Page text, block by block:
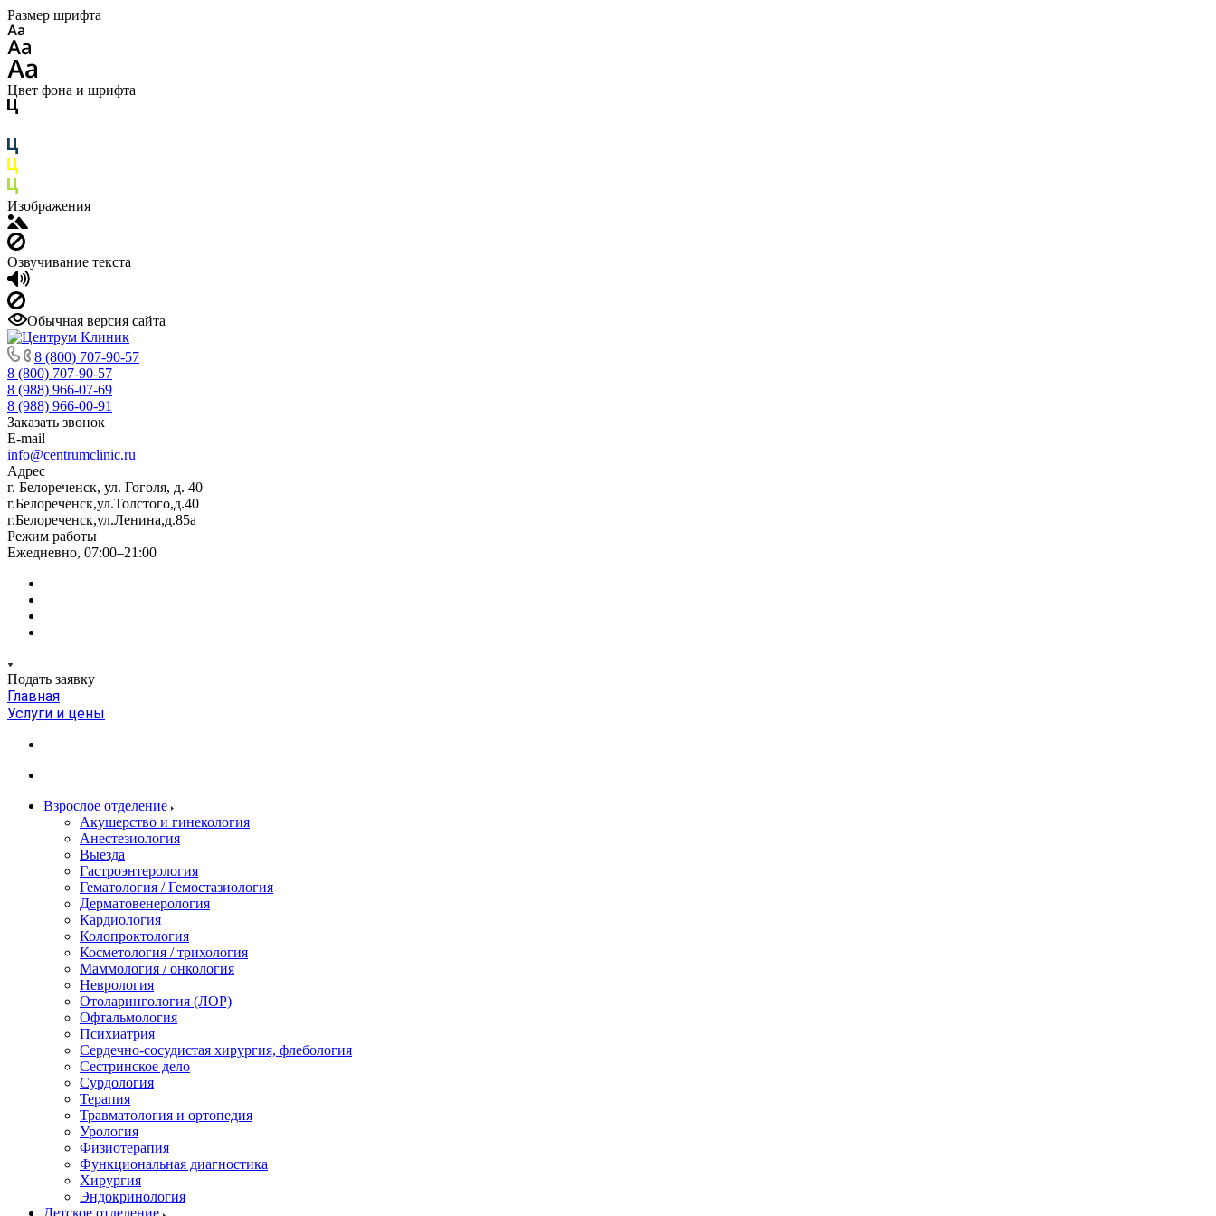
Размер шрифта
Цвет фона и шрифта
Изображения
Озвучивание текста
Обычная версия сайта
8 (800) 707-90-57
8 (800) 707-90-57
8 (988) 966-07-69
8 (988) 966-00-91
Заказать звонок
E-mail
info@centrumclinic.ru
Адрес
г. Белореченск, ул. Гоголя, д. 40
г.Белореченск,ул.Толстого,д.40
г.Белореченск,ул.Ленина,д.85а
Режим работы
Ежедневно, 07:00–21:00
Подать заявку
Главная
Услуги и цены
Взрослое отделение
Акушерство и гинекология
Анестезиология
Выезда
Гастроэнтерология
Гематология / Гемостазиология
Дерматовенерология
Кардиология
Колопроктология
Косметология / трихология
Маммология / онкология
Неврология
Отоларингология (ЛОР)
Офтальмология
Психиатрия
Сердечно-сосудистая хирургия, флебология
Сестринское дело
Сурдология
Терапия
Травматология и ортопедия
Урология
Физиотерапия
Функциональная диагностика
Хирургия
Эндокринология
Детское отделение